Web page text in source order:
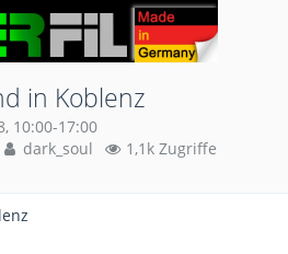
in Koblenz
10:00-17:00
dark_soul 1,1k Zugriffe